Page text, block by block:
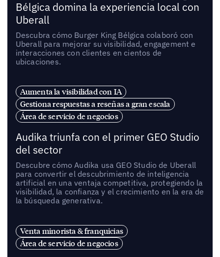
Bélgica domina la experiencia local con
Uberall
Descubra cómo Burger King Bélgica colaboró con
Uberall para mejorar su visibilidad, engagement e
interacciones con clientes en cientos de
ubicaciones.
Aumenta la visibilidad con IA
Gestiona respuestas a reseñas a gran escala
Área de servicio de negocios
Audika triunfa con el primer GEO Studio
del sector
Descubre cómo Audika usa GEO Studio de Uberall
para convertir el descubrimiento de inteligencia
artificial en una ventaja competitiva, protegiendo la
visibilidad, la confianza y el crecimiento en la era de
la búsqueda generativa.
Venta minorista & franquicias
Área de servicio de negocios